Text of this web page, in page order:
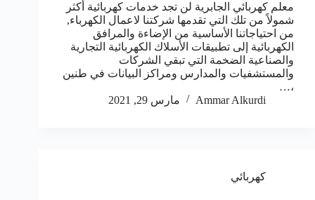
معلم كهربائي الجابرية لن تجد خدمات كهربائية أكثر
شمولاً من تلك التي تقدمها شركتنا لاعمال الكهرباء,
من احتياجاتنا الأساسية من الإضاءة والمرافق
الكهربائية إلى تطبيقات الأسلاك الكهربائية التجارية
والصناعية الضخمة التي تبقي الشركات
والمستشفيات والمدارس ومراكز البيانات في طنين
،…
Ammar Alkurdi
مارس 29, 2021
كهربائي